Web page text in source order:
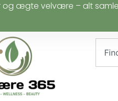
og ægte velvære – alt